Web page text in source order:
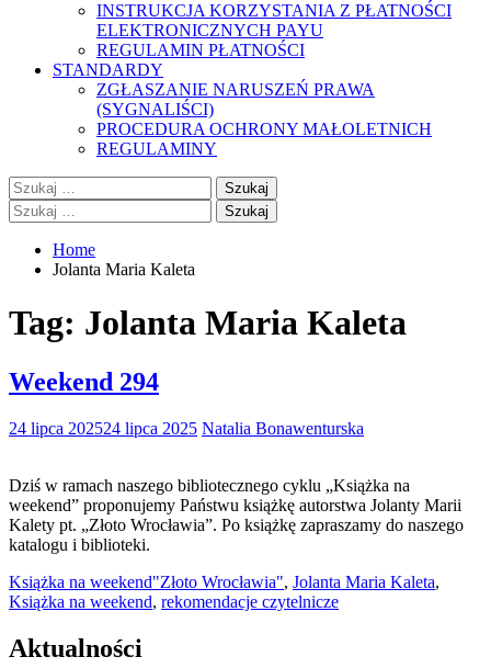
INSTRUKCJA KORZYSTANIA Z PŁATNOŚCI
ELEKTRONICZNYCH PAYU
REGULAMIN PŁATNOŚCI
STANDARDY
ZGŁASZANIE NARUSZEŃ PRAWA
(SYGNALIŚCI)
PROCEDURA OCHRONY MAŁOLETNICH
REGULAMINY
Szukaj:
Szukaj:
Home
Jolanta Maria Kaleta
Tag: Jolanta Maria Kaleta
Weekend 294
24 lipca 202524 lipca 2025 Natalia Bonawenturska
Dziś w ramach naszego bibliotecznego cyklu „Książka na
weekend” proponujemy Państwu książkę autorstwa Jolanty Marii
Kalety pt. „Złoto Wrocławia”. Po książkę zapraszamy do naszego
katalogu i biblioteki.
Książka na weekend"Złoto Wrocławia", Jolanta Maria Kaleta,
Książka na weekend, rekomendacje czytelnicze
Aktualności